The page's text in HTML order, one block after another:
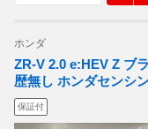
ホンダ
ZR-V 2.0 e:HEV Z ブ
歴無し ホンダセンシ
保証付